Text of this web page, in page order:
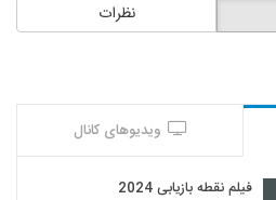
نظرات
ویدیوهای کانال
فیلم نقطه بازیابی 2024